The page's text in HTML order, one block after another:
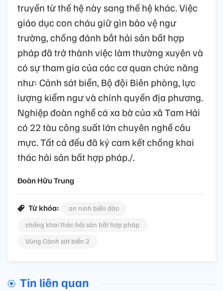
truyền từ thế hệ này sang thế hệ khác. Việc
giáo dục con cháu giữ gìn bảo vệ ngư
trường, chống đánh bắt hải sản bất hợp
pháp đã trở thành việc làm thường xuyên và
có sự tham gia của các cơ quan chức năng
như: Cảnh sát biển, Bộ đội Biên phòng, lực
lượng kiểm ngư và chính quyền địa phương.
Nghiệp đoàn nghề cá xa bờ của xã Tam Hải
có 22 tàu công suất lớn chuyên nghề câu
mực. Tất cả đều đã ký cam kết chống khai
thác hải sản bất hợp pháp./.
Đoàn Hữu Trung
Từ khóa:
an ninh biển đảo
chống khai thác hải sản bất hợp pháp
Vùng Cảnh sát biển 2
Tin liên quan